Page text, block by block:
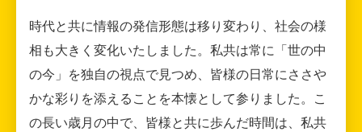
時代と共に情報の発信形態は移り変わり、社会の様
相も大きく変化いたしました。私共は常に「世の中
の今」を独自の視点で見つめ、皆様の日常にささや
かな彩りを添えることを本懐として参りました。こ
の長い歳月の中で、皆様と共に歩んだ時間は、私共